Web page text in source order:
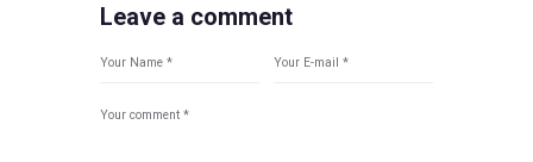
Leave a comment